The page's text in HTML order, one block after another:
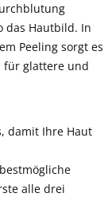
das Hautbild. In
Peeling sorgt es
für glattere und
damit Ihre Haut
alle drei